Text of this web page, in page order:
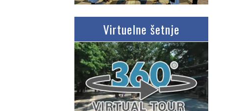
Virtuelne šetnje